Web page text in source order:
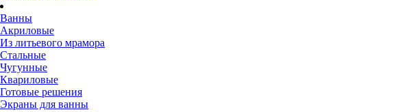
Ванны
Акриловые
Из литьевого мрамора
Стальные
Чугунные
Квариловые
Готовые решения
Экраны для ванны